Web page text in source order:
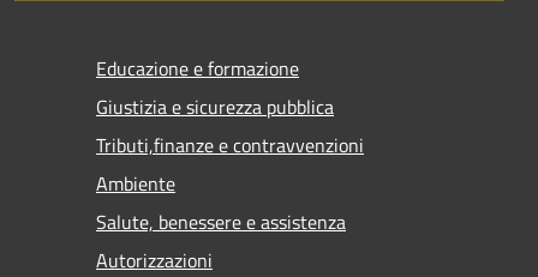
Educazione e formazione
Giustizia e sicurezza pubblica
Tributi,finanze e contravvenzioni
Ambiente
Salute, benessere e assistenza
Autorizzazioni